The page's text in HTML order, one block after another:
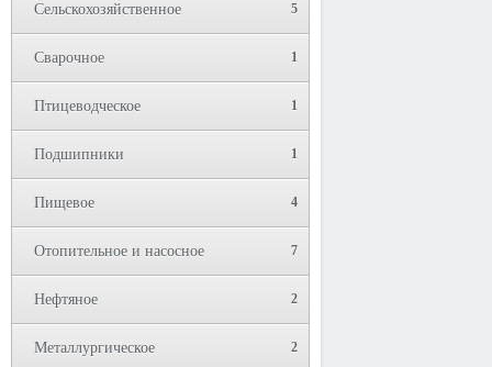
Сельскохозяйственное 5
Сварочное 1
Птицеводческое 1
Подшипники 1
Пищевое 4
Отопительное и насосное 7
Нефтяное 2
Металлургическое 2